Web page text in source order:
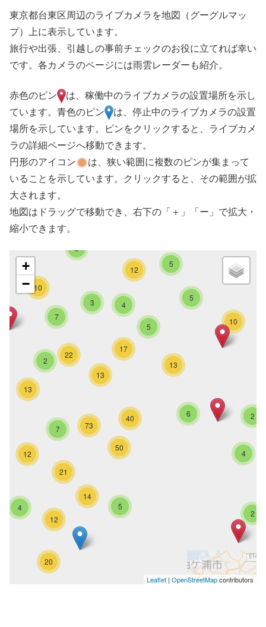
東京都台東区周辺のライブカメラを地図（グーグルマッ
プ）上に表示しています。
旅行や出張、引越しの事前チェックのお役に立てれば幸い
です。各カメラのページには雨雲レーダーも紹介。
赤色のピン
は、稼働中のライブカメラの設置場所を示し
ています。青色のピン
は、停止中のライブカメラの設置
場所を示しています。ピンをクリックすると、ライブカメ
ラの詳細ページへ移動できます。
円形のアイコン
は、狭い範囲に複数のピンが集まって
いることを示しています。クリックすると、その範囲が拡
大されます。
地図はドラッグで移動でき、右下の「＋」「ー」で拡大・
縮小できます。
4
5
5
12
17
12
13
6
3
2
10
4
12
13
10
7
5
13
22
3
7
20
5
2
21
4
2
14
73
50
40
+
−
Leaflet | OpenStreetMapcontributors